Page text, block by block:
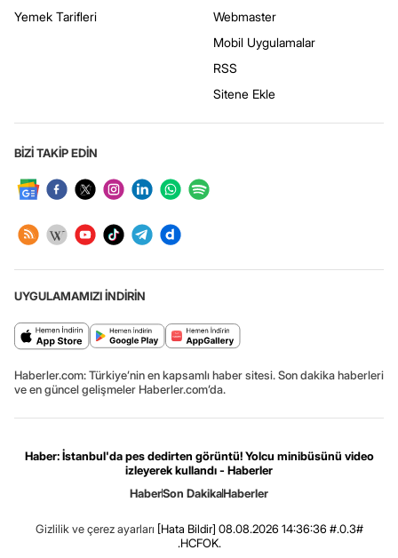
Yemek Tarifleri
Webmaster
Mobil Uygulamalar
RSS
Sitene Ekle
BİZİ TAKİP EDİN
UYGULAMAMIZI İNDİRİN
Haberler.com: Türkiye’nin en kapsamlı haber sitesi. Son dakika haberleri
ve en güncel gelişmeler Haberler.com’da.
Haber: İstanbul'da pes dedirten görüntü! Yolcu minibüsünü video
izleyerek kullandı - Haberler
HaberSon DakikaHaberler
Gizlilik ve çerez ayarları [Hata Bildir] 08.08.2026 14:36:36 #.0.3#
.HCFOK.